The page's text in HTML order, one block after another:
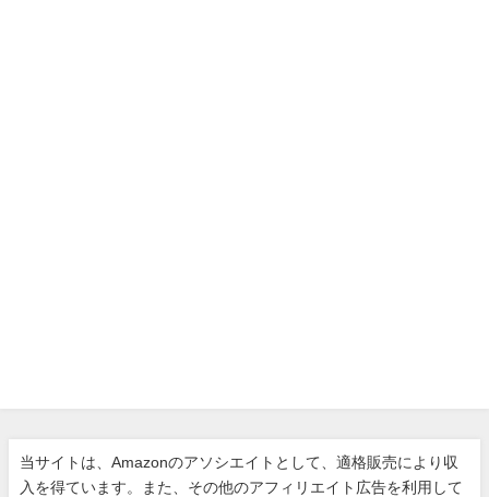
当サイトは、Amazonのアソシエイトとして、適格販売により収
入を得ています。また、その他のアフィリエイト広告を利用して